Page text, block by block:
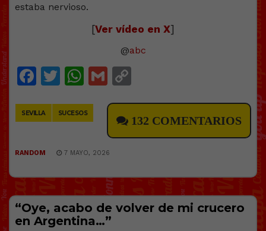
estaba nervioso.
[Ver vídeo en X]
@abc
Facebook
Twitter
WhatsApp
Gmail
SEVILLA SUCESOS
132 COMENTARIOS
RANDOM 7 MAYO, 2026
“Oye, acabo de volver de mi crucero
en Argentina…”